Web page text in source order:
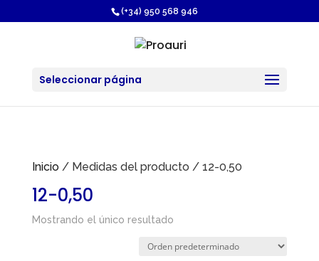
(+34) 950 568 946
Seleccionar página
Inicio/ Medidas del producto / 12-0,50
12-0,50
Mostrando el único resultado